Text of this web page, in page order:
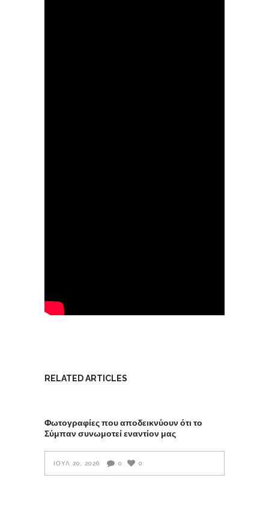
RELATED ARTICLES
Φωτογραφίες που αποδεικνύουν ότι το
Σύμπαν συνωμοτεί εναντίον μας
ΙΟΎΛ 20, 2026 0 0